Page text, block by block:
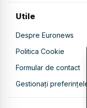
Utile
Despre Euronews
Politica Cookie
Formular de contact
Gestionați preferințele